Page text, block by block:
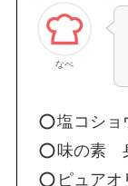
なべ
塩コシ
味の素
ピュア